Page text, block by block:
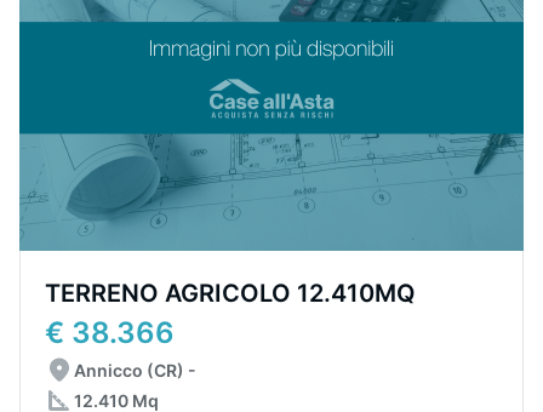
TERRENO AGRICOLO 12.410MQ
€ 38.366
Annicco (CR) -
12.410 Mq